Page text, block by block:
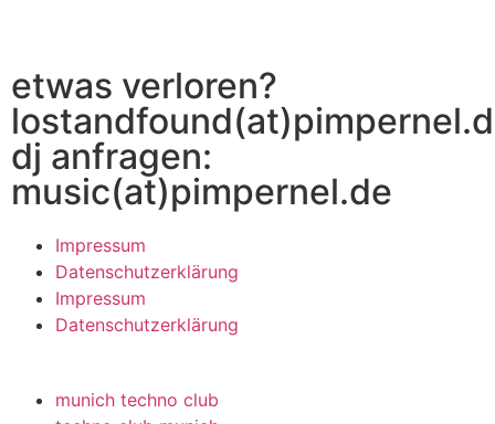
etwas verloren?
dj anfragen:
music(at)pimpernel.de
Impressum
Datenschutzerklärung
Impressum
Datenschutzerklärung
munich techno club